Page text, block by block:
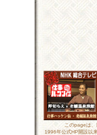
このpageは
1996年公式HP開設以